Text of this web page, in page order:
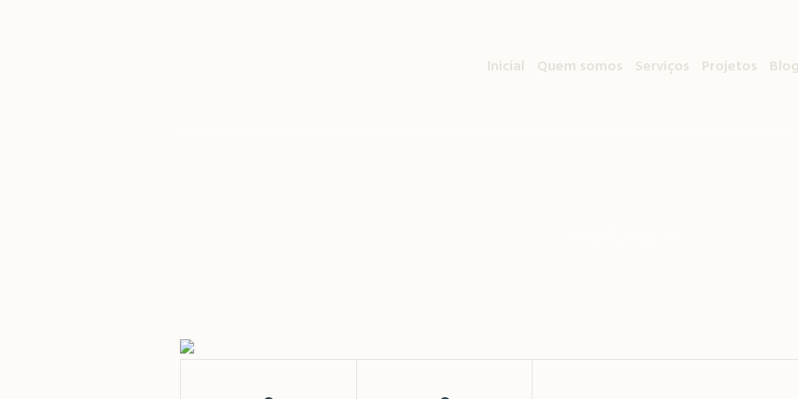
Inicial Quem somos Serviços Projetos Blog